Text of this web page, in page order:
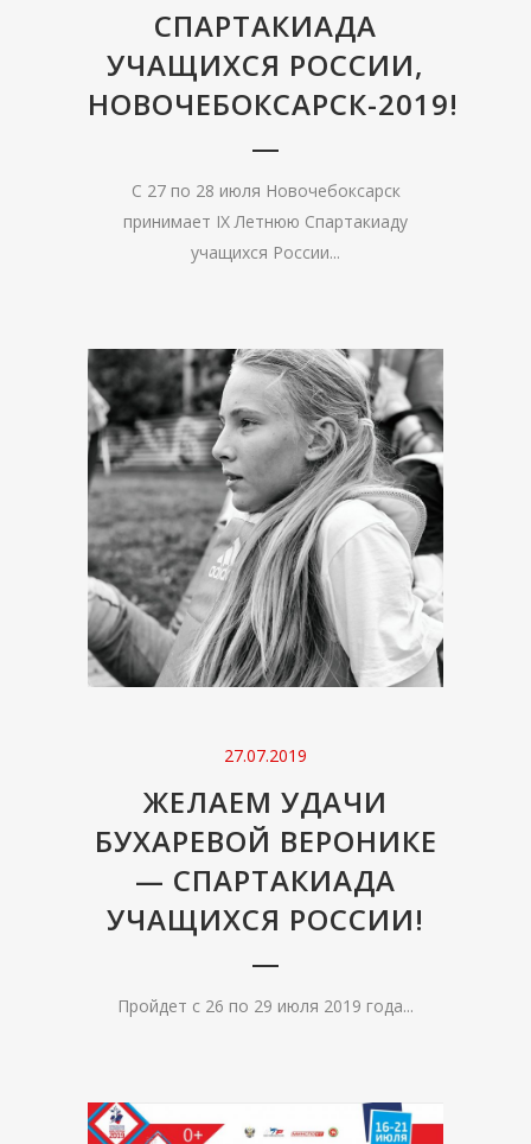
СПАРТАКИАДА
УЧАЩИХСЯ РОССИИ,
НОВОЧЕБОКСАРСК-2019!
С 27 по 28 июля Новочебоксарск
принимает IX Летнюю Спартакиаду
учащихся России...
27.07.2019
ЖЕЛАЕМ УДАЧИ
БУХАРЕВОЙ ВЕРОНИКЕ
— СПАРТАКИАДА
УЧАЩИХСЯ РОССИИ!
Пройдет с 26 по 29 июля 2019 года...